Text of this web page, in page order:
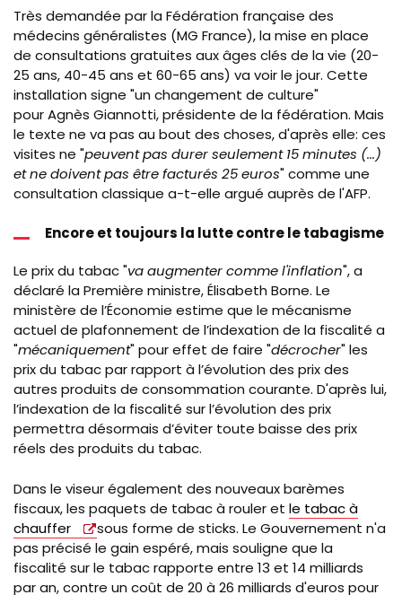
Très demandée par la Fédération française des
médecins généralistes (MG France), la mise en place
de consultations gratuites aux âges clés de la vie (20-
25 ans, 40-45 ans et 60-65 ans) va voir le jour. Cette
installation signe "un changement de culture"
pour Agnès Giannotti, présidente de la fédération. Mais
le texte ne va pas au bout des choses, d'après elle: ces
visites ne "peuvent pas durer seulement 15 minutes (...)
et ne doivent pas être facturés 25 euros" comme une
consultation classique a-t-elle argué auprès de l'AFP.
Encore et toujours la lutte contre le tabagisme
Le prix du tabac "va augmenter comme l'inflation", a
déclaré la Première ministre,Élisabeth Borne. Le
ministère de l’Économie estime que le mécanisme
actuel de plafonnement de l’indexation de la fiscalité a
"mécaniquement" pour effet de faire "décrocher" les
prix du tabac par rapport à l’évolution des prix des
autres produits de consommation courante. D'après lui,
l’indexation de la fiscalité sur l’évolution des prix
permettra désormais d’éviter toute baisse des prix
réels des produits du tabac.
Dans le viseur également des nouveaux barèmes
fiscaux, les paquets de tabac à rouler et le tabac à
chauffer
sous forme de sticks. Le Gouvernement n'a
pas précisé le gain espéré, mais souligne que la
fiscalité sur le tabac rapporte entre 13 et 14 milliards
par an, contre un coût de 20 à 26 milliards d'euros pour